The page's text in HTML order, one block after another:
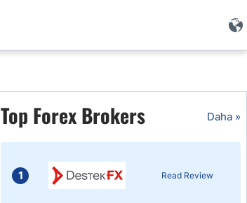
Top Forex Brokers Daha »
1 Read Review